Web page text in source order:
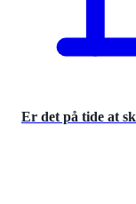
Er det på tide at